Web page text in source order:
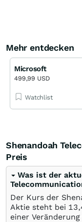
Mehr entdecken
Microsoft
499,99 USD
Watchlist
Shenandoah
Preis
Was ist der
Der Kurs der
Aktie steht bei
einer Veränderung